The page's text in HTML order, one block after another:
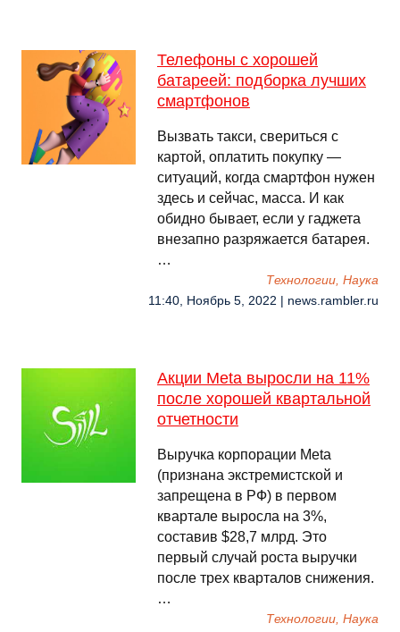
Телефоны с хорошей
батареей: подборка лучших
смартфонов
Вызвать такси, свериться с
картой, оплатить покупку —
ситуаций, когда смартфон нужен
здесь и сейчас, масса. И как
обидно бывает, если у гаджета
внезапно разряжается батарея.
…
Технологии, Наука
11:40, Ноябрь 5, 2022 | news.rambler.ru
Акции Meta выросли на 11%
после хорошей квартальной
отчетности
Выручка корпорации Meta
(признана экстремистской и
запрещена в РФ) в первом
квартале выросла на 3%,
составив $28,7 млрд. Это
первый случай роста выручки
после трех кварталов снижения.
…
Технологии, Наука